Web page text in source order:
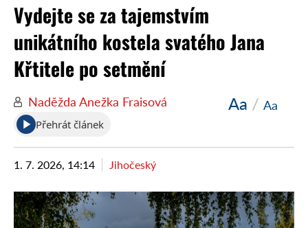
Vydejte se za tajemstvím
unikátního kostela svatého Jana
Křtitele po setmění
Naděžda Anežka Fraisová Aa / Aa
Přehrát článek
1. 7. 2026, 14:14 Jihočeský